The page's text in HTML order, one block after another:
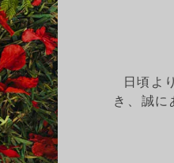
日頃よ
き、誠